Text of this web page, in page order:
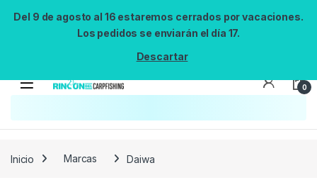
Del 9 de agosto al 16 estaremos cerrados por vacaciones.
Los pedidos se enviarán el día 17.
Descartar
0
Inicio Marcas Daiwa